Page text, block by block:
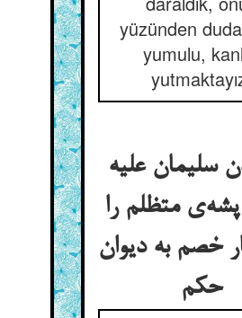
yüzünden
yumulu,
سلیمان علیه
پشه‌ی متظلم را
خصم به دیوان
حکم